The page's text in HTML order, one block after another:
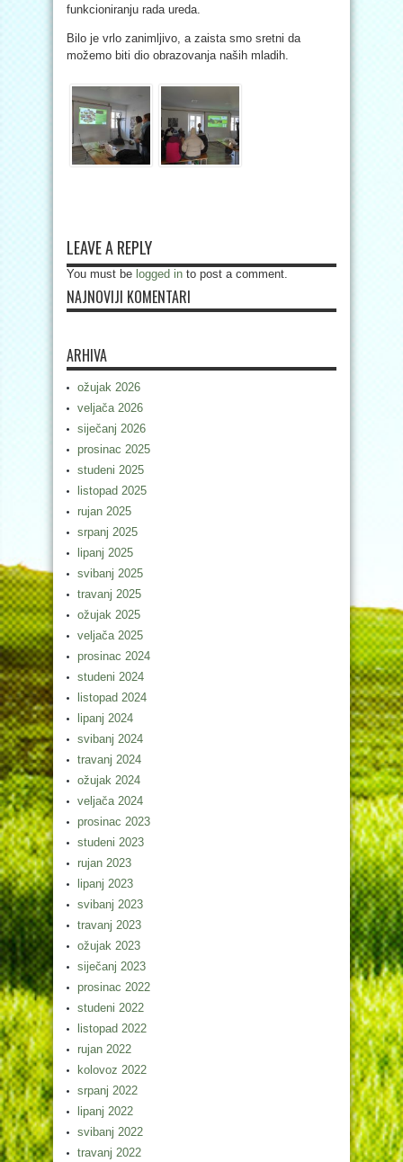
funkcioniranju rada ureda.
Bilo je vrlo zanimljivo, a zaista smo sretni da
možemo biti dio obrazovanja naših mladih.
LEAVE A REPLY
You must be logged in to post a comment.
NAJNOVIJI KOMENTARI
ARHIVA
ožujak 2026
veljača 2026
siječanj 2026
prosinac 2025
studeni 2025
listopad 2025
rujan 2025
srpanj 2025
lipanj 2025
svibanj 2025
travanj 2025
ožujak 2025
veljača 2025
prosinac 2024
studeni 2024
listopad 2024
lipanj 2024
svibanj 2024
travanj 2024
ožujak 2024
veljača 2024
prosinac 2023
studeni 2023
rujan 2023
lipanj 2023
svibanj 2023
travanj 2023
ožujak 2023
siječanj 2023
prosinac 2022
studeni 2022
listopad 2022
rujan 2022
kolovoz 2022
srpanj 2022
lipanj 2022
svibanj 2022
travanj 2022